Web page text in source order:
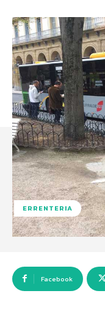
ERRENTERIA
Facebook